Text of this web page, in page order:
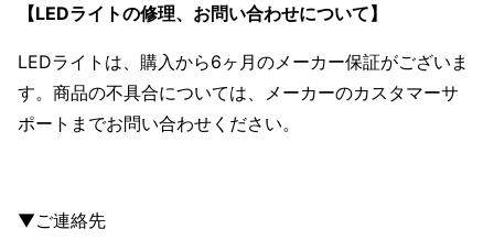
【LEDライトの修理、お問い合わせについて】
LEDライトは、購入から6ヶ月のメーカー保証がございま
す。商品の不具合については、メーカーのカスタマーサ
ポートまでお問い合わせください。
▼ご連絡先